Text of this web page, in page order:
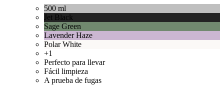
500 ml
Jet Black
Sage Green
Lavender Haze
Polar White
+1
Perfecto para llevar
Fácil limpieza
A prueba de fugas